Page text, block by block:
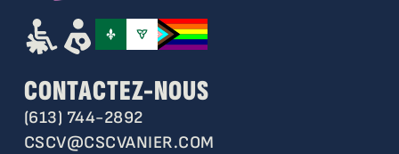
CONTACTEZ-NOUS
(613) 744-2892
CSCV@CSCVANIER.COM